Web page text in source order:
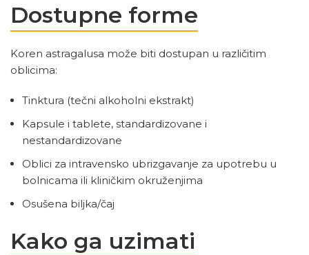
Dostupne forme
Koren astragalusa može biti dostupan u različitim
oblicima:
Tinktura (tečni alkoholni ekstrakt)
Kapsule i tablete, standardizovane i
nestandardizovane
Oblici za intravensko ubrizgavanje za upotrebu u
bolnicama ili kliničkim okruženjima
Osušena biljka/čaj
Kako ga uzimati